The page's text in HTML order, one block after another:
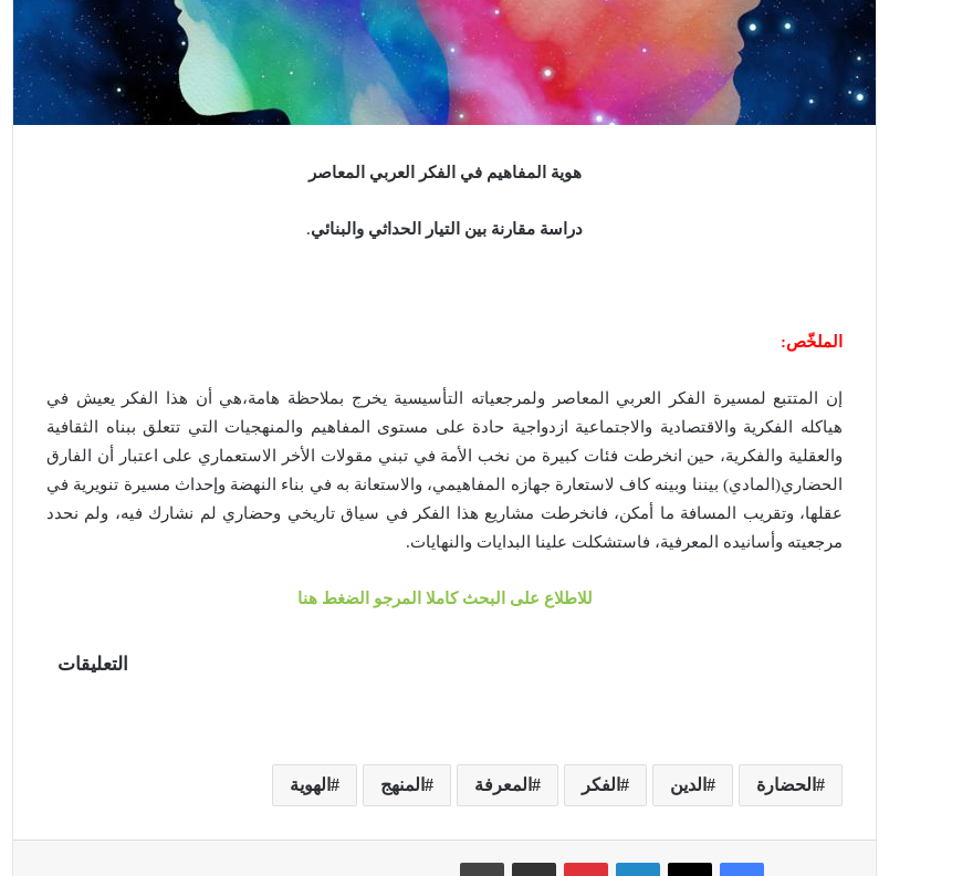
ا
هوية المفاهيم في الفكر العربي المعاصر
دراسة مقارنة بين التيار الحداثي والبنائي.
الملخّص:
إن المتتبع لمسيرة الفكر العربي المعاصر ولمرجعياته التأسيسية يخرج بملاحظة هامة،هي أن هذا الفكر يعيش في
هياكله الفكرية والاقتصادية والاجتماعية ازدواجية حادة على مستوى المفاهيم والمنهجيات التي تتعلق ببناه الثقافية
والعقلية والفكرية، حين انخرطت فئات كبيرة من نخب الأمة في تبني مقولات الأخر الاستعماري على اعتبار أن الفارق
الحضاري(المادي) بيننا وبينه كاف لاستعارة جهازه المفاهيمي، والاستعانة به في بناء النهضة وإحداث مسيرة تنويرية في
عقلها، وتقريب المسافة ما أمكن، فانخرطت مشاريع هذا الفكر في سياق تاريخي وحضاري لم نشارك فيه، ولم نحدد
مرجعيته وأسانيده المعرفية، فاستشكلت علينا البدايات والنهايات.
للاطلاع على البحث كاملا المرجو الضغط هنا
التعليقات
الحضارة الدين الفكر المعرفة المنهج الهوية
فيسبوك ‫X لينكدإن بينتيريست